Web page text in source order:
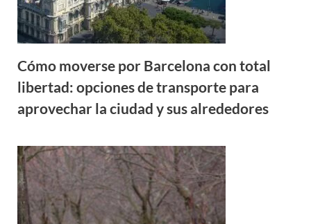
Cómo moverse por Barcelona con total
libertad: opciones de transporte para
aprovechar la ciudad y sus alrededores